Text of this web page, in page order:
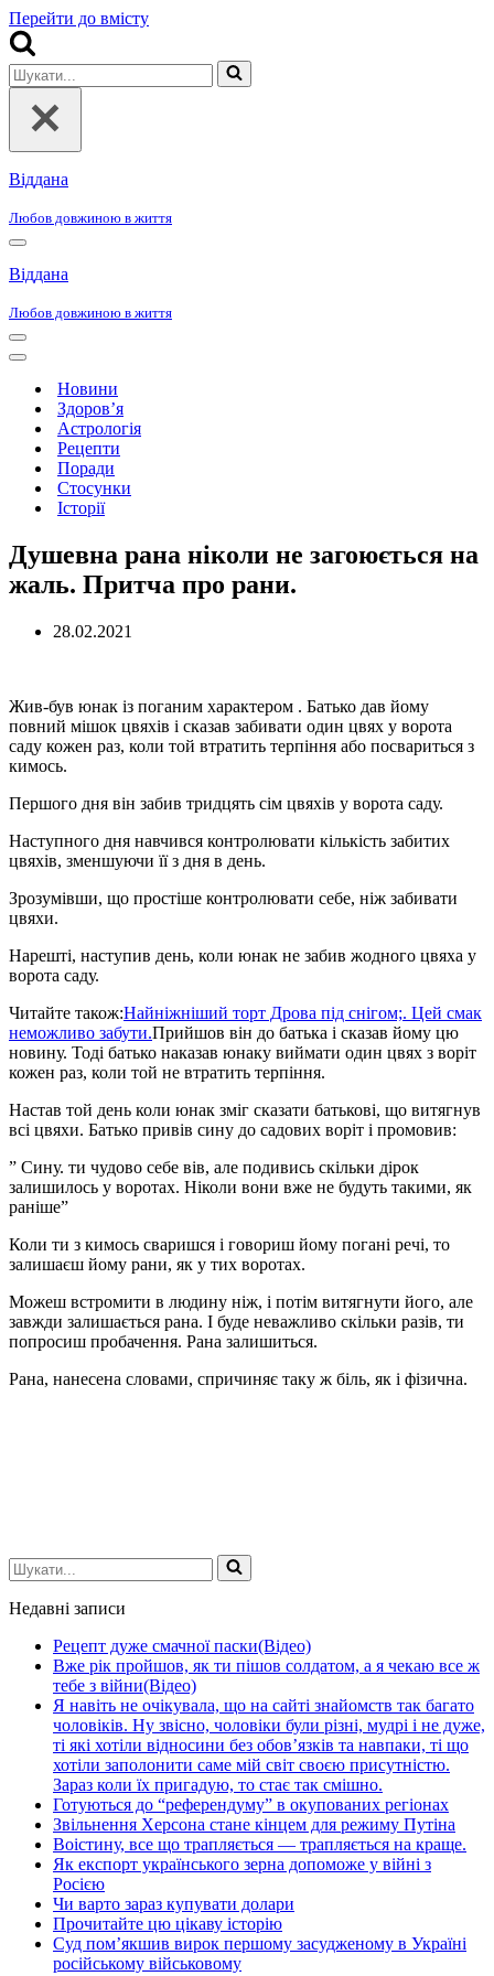
Перейти до вмісту
Шукати...
Віддана
Любов довжиною в життя
Меню
навігації
Віддана
Любов довжиною в життя
Меню
навігації
Меню
навігаціїНовини
Здоров’я
Астрологія
Рецепти
Поради
Стосунки
Історії
Душевна рана ніколи не загоюється на
жаль. Притча про рани.
28.02.2021
Жив-був юнак із поганим характером . Батько дав йому
повний мішок цвяхів і сказав забивати один цвях у ворота
саду кожен раз, коли той втратить терпіння або посвариться з
кимось.
Першого дня він забив тридцять сім цвяхів у ворота саду.
Наступного дня навчився контролювати кількість забитих
цвяхів, зменшуючи її з дня в день.
Зрозумівши, що простіше контролювати себе, ніж забивати
цвяхи.
Нарешті, наступив день, коли юнак не забив жодного цвяха у
ворота саду.
Читайте також:Найніжніший торт Дрова під снігом;. Цей смак
неможливо забути.Прийшов він до батька і сказав йому цю
новину. Тоді батько наказав юнаку виймати один цвях з воріт
кожен раз, коли той не втратить терпіння.
Настав той день коли юнак зміг сказати батькові, що витягнув
всі цвяхи. Батько привів сину до садових воріт і промовив:
” Сину. ти чудово себе вів, але подивись скільки дірок
залишилось у воротах. Ніколи вони вже не будуть такими, як
раніше”
Коли ти з кимось сваришся і говориш йому погані речі, то
залишаєш йому рани, як у тих воротах.
Можеш встромити в людину ніж, і потім витягнути його, але
завжди залишається рана. І буде неважливо скільки разів, ти
попросиш пробачення. Рана залишиться.
Рана, нанесена словами, спричиняє таку ж біль, як і фізична.
Шукати...
Недавні записи
Рецепт дуже смачної паски(Відео)
Вже рік пройшов, як ти пішов солдатом, а я чекаю все ж
тебе з війни(Відео)
Я навіть не очікувала, що на сайті знайомств так багато
чоловіків. Ну звісно, чоловіки були різні, мудрі і не дуже,
ті які хотіли відносини без обов’язків та навпаки, ті що
хотіли заполонити саме мій світ своєю присутністю.
Зараз коли їх пригадую, то стає так смішно.
Готуються до “референдуму” в окупованих регіонах
Звільнення Херсона стане кінцем для режиму Путіна
Воістину, все що трапляється — трапляється на краще.
Як експорт українського зерна допоможе у війні з
Росією
Чи варто зараз купувати долари
Прочитайте цю цікаву історію
Суд пом’якшив вирок першому засудженому в Україні
російському військовому